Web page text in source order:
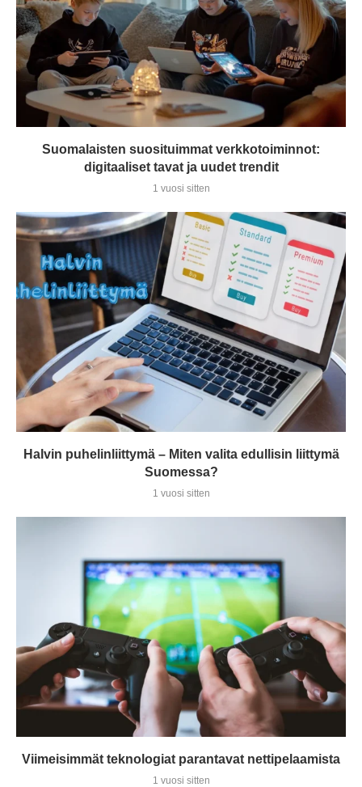
Suomalaisten suosituimmat verkkotoiminnot:
digitaaliset tavat ja uudet trendit
1 vuosi sitten
Halvin puhelinliittymä – Miten valita edullisin liittymä
Suomessa?
1 vuosi sitten
Viimeisimmät teknologiat parantavat nettipelaamista
1 vuosi sitten